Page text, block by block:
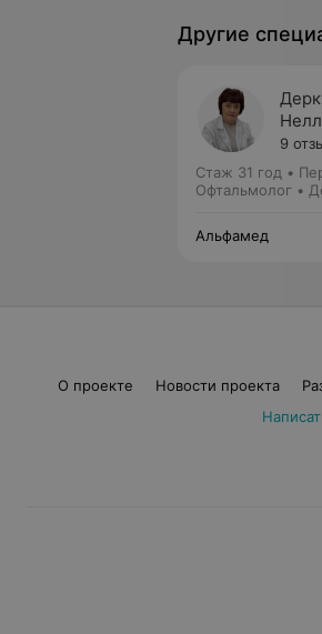
Другие
9
Стаж 31 год •
Офтальмолог •
Альфамед
О проекте Новости проекта